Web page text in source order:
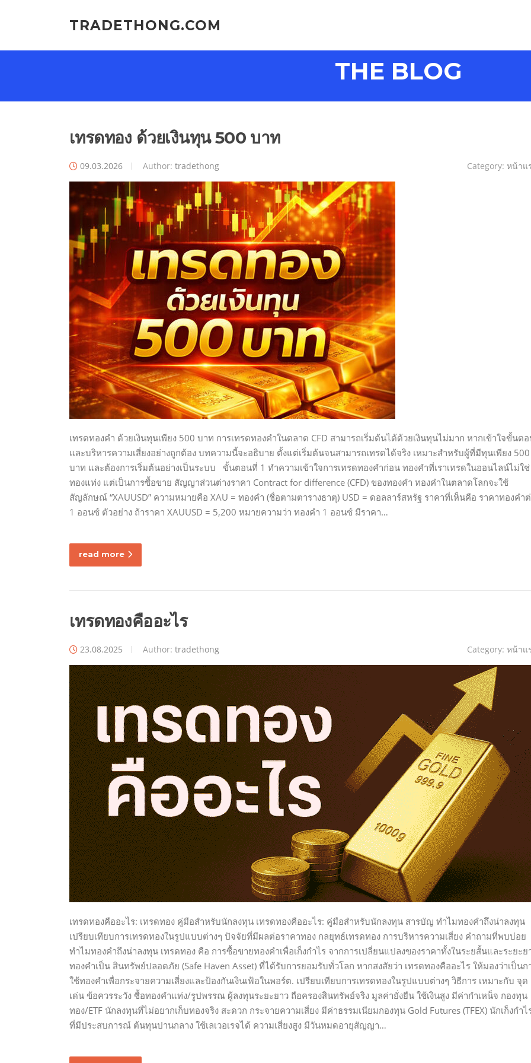
TRADETHONG.COM
THE BLOG
เทรดทอง ด้วยเงินทุน 500 บาท
09.03.2026 Author: tradethong Category: หน้าแ
เทรดทองคำ ด้วยเงินทุนเพียง 500 บาท การเทรดทองคำในตลาด CFD สามารถเริ่มต้นได้ด้วยเงินทุนไม่มาก หากเข้าใจขั้นต
และบริหารความเสี่ยงอย่างถูกต้อง บทความนี้จะอธิบาย ตั้งแต่เริ่มต้นจนสามารถเทรดได้จริง เหมาะสำหรับผู้ที่มีทุนเพียง 500
บาท และต้องการเริ่มต้นอย่างเป็นระบบ ขั้นตอนที่ 1 ทำความเข้าใจการเทรดทองคำก่อน ทองคำที่เราเทรดในออนไลน์ไม่ใช่
ทองแท่ง แต่เป็นการซื้อขาย สัญญาส่วนต่างราคา Contract for difference (CFD) ของทองคำ ทองคำในตลาดโลกจะใช้
สัญลักษณ์ “XAUUSD” ความหมายคือ XAU = ทองคำ (ชื่อตามตารางธาตุ) USD = ดอลลาร์สหรัฐ ราคาที่เห็นคือ ราคาทองคำ
1 ออนซ์ ตัวอย่าง ถ้าราคา XAUUSD = 5,200 หมายความว่า ทองคำ 1 ออนซ์ มีราคา…
read more
เทรดทองคืออะไร
23.08.2025 Author: tradethong Category: หน้าแ
เทรดทองคืออะไร: เทรดทอง คู่มือสำหรับนักลงทุน เทรดทองคืออะไร: คู่มือสำหรับนักลงทุน สารบัญ ทำไมทองคำถึงน่าลงทุน
เปรียบเทียบการเทรดทองในรูปแบบต่างๆ ปัจจัยที่มีผลต่อราคาทอง กลยุทธ์เทรดทอง การบริหารความเสี่ยง คำถามที่พบบ่อย
ทำไมทองคำถึงน่าลงทุน เทรดทอง คือ การซื้อขายทองคำเพื่อเก็งกำไร จากการเปลี่ยนแปลงของราคาทั้งในระยสั้นและระยะย
ทองคำเป็น สินทรัพย์ปลอดภัย (Safe Haven Asset) ที่ได้รับการยอมรับทั่วโลก หากสงสัยว่า เทรดทองคืออะไร ให้มองว่าเป็นก
ใช้ทองคำเพื่อกระจายความเสี่ยงและป้องกันเงินเฟ้อในพอร์ต. เปรียบเทียบการเทรดทองในรูปแบบต่างๆ วิธีการ เหมาะกับ จุด
เด่น ข้อควรระวัง ซื้อทองคำแท่ง/รูปพรรณ ผู้ลงทุนระยะยาว ถือครองสินทรัพย์จริง มูลค่ายั่งยืน ใช้เงินสูง มีค่ากำเหน็จ กองทุน
ทอง/ETF นักลงทุนที่ไม่อยากเก็บทองจริง สะดวก กระจายความเสี่ยง มีค่าธรรมเนียมกองทุน Gold Futures (TFEX) นักเก็งกำไ
ที่มีประสบการณ์ ต้นทุนปานกลาง ใช้เลเวอเรจได้ ความเสี่ยงสูง มีวันหมดอายุสัญญา…